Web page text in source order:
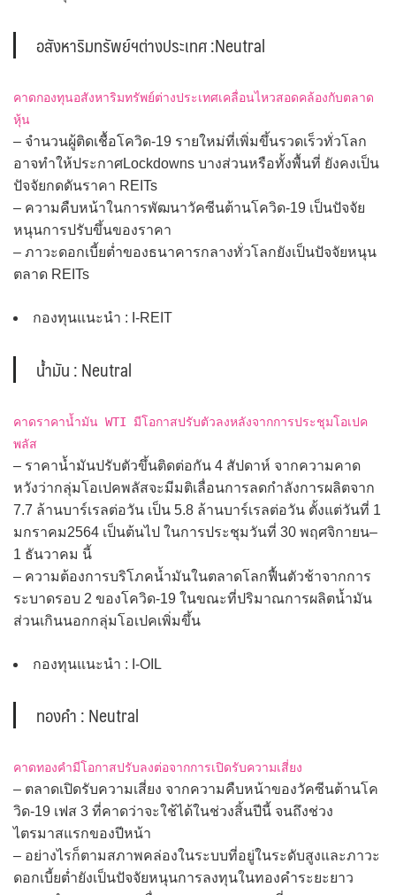
อสังหาริมทรัพย์ฯต่างประเทศ :Neutral
คาดกองทุนอสังหาริมทรัพย์ต่างประเทศเคลื่อนไหวสอดคล้องกับตลาด
หุ้น
– จำนวนผู้ติดเชื้อโควิด-19 รายใหม่ที่เพิ่มขึ้นรวดเร็วทั่วโลก
อาจทำให้ประกาศLockdowns บางส่วนหรือทั้งพื้นที่ ยังคงเป็น
ปัจจัยกดดันราคา REITs
– ความคืบหน้าในการพัฒนาวัคซีนต้านโควิด-19 เป็นปัจจัย
หนุนการปรับขึ้นของราคา
– ภาวะดอกเบี้ยต่ำของธนาคารกลางทั่วโลกยังเป็นปัจจัยหนุน
ตลาด REITs
กองทุนแนะนำ : I-REIT
น้ำมัน : Neutral
คาดราคาน้ำมัน WTI มีโอกาสปรับตัวลงหลังจากการประชุมโอเปค
พลัส
– ราคาน้ำมันปรับตัวขึ้นติดต่อกัน 4 สัปดาห์ จากความคาด
หวังว่ากลุ่มโอเปคพลัสจะมีมติเลื่อนการลดกำลังการผลิตจาก
7.7 ล้านบาร์เรลต่อวัน เป็น 5.8 ล้านบาร์เรลต่อวัน ตั้งแต่วันที่ 1
มกราคม2564 เป็นต้นไป ในการประชุมวันที่ 30 พฤศจิกายน–
1 ธันวาคม นี้
– ความต้องการบริโภคน้ำมันในตลาดโลกฟื้นตัวช้าจากการ
ระบาดรอบ 2 ของโควิด-19 ในขณะที่ปริมาณการผลิตน้ำมัน
ส่วนเกินนอกกลุ่มโอเปคเพิ่มขึ้น
กองทุนแนะนำ : I-OIL
ทองคำ : Neutral
คาดทองคำมีโอกาสปรับลงต่อจากการเปิดรับความเสี่ยง
– ตลาดเปิดรับความเสี่ยง จากความคืบหน้าของวัคซีนต้านโค
วิด-19 เฟส 3 ที่คาดว่าจะใช้ได้ในช่วงสิ้นปีนี้ จนถึงช่วง
ไตรมาสแรกของปีหน้า
– อย่างไรก็ตามสภาพคล่องในระบบที่อยู่ในระดับสูงและภาวะ
ดอกเบี้ยต่ำยังเป็นปัจจัยหนุนการลงทุนในทองคำระยะยาว